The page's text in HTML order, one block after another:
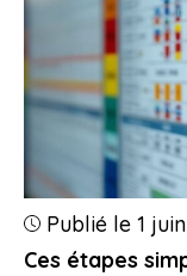
Ces étapes
Publié le 1